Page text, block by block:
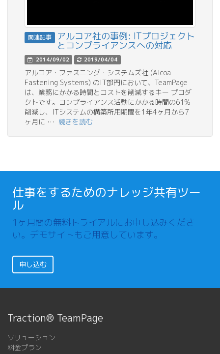
関連記事 アルコア社の事例: ITプロジェクト
とコンプライアンスへの対応
2014/09/02 2019/04/04
アルコア・ファスニング・システムズ社 (Alcoa
Fastening Systems) のIT部門において、TeamPage
は、業務にかかる時間とコストを削減するキー プロダ
クトです。コンプライアンス活動にかかる時間の61%
削減し、ITシステムの構築所用期間を1年4ヶ月から7
ヶ月に … 続きを読む
仕事をするためのナレッジ共有ツー
ル
1ヶ月間の無料トライアルにお申し込みくださ
い。デモサイトもご用意しています。
申し込む
Traction® TeamPage
ソリューション
料金プラン